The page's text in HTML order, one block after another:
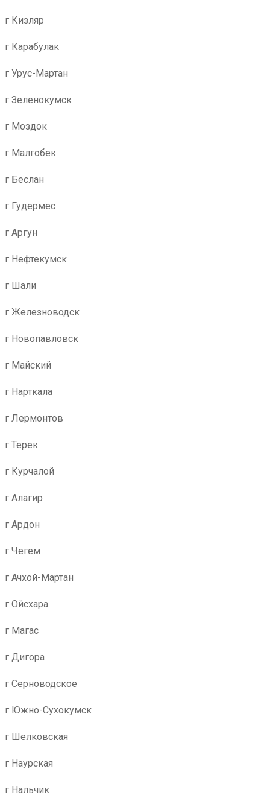
г Кизляр
г Карабулак
г Урус-Мартан
г Зеленокумск
г Моздок
г Малгобек
г Беслан
г Гудермес
г Аргун
г Нефтекумск
г Шали
г Железноводск
г Новопавловск
г Майский
г Нарткала
г Лермонтов
г Терек
г Курчалой
г Алагир
г Ардон
г Чегем
г Ачхой-Мартан
г Ойсхара
г Магас
г Дигора
г Серноводское
г Южно-Сухокумск
г Шелковская
г Наурская
г Нальчик